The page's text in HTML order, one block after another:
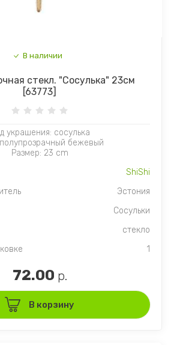
В наличии
стекл. "Сосулька" 23см
[63773]
украшения: сосулька
бежевый
Размер: 23 cm
ShiShi
Эстония
Сосульки
стекло
1
72.00 р.
В корзину